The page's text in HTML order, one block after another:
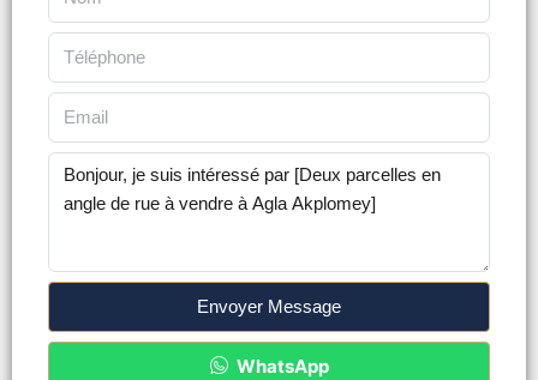
Envoyer Message
WhatsApp